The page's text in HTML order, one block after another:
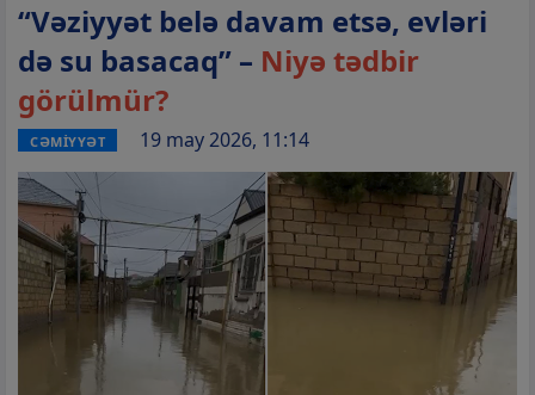
“Vəziyyət belə davam etsə, evləri
də su basacaq” – Niyə tədbir
görülmür?
CƏMİYYƏT 19 may 2026, 11:14